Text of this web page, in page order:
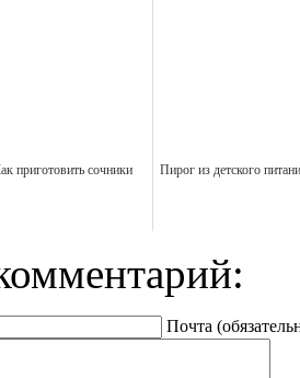
приготовить сочники Пирог из детского
Почта